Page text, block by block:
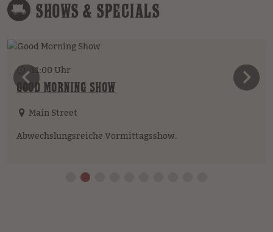
SHOWS & SPECIALS
11:00 Uhr
GOOD MORNING SHOW
Main Street
Abwechslungsreiche Vormittagsshow.
vorheriges Element